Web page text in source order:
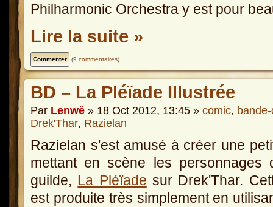
Philharmonic Orchestra y est pour
Lire la suite »
(9 commentaires)
BD – La Pléïade Illustrée
Par Lenwë » 18 Oct 2012, 13:45 » comic,
Drek'Thar, Razielan
Razielan s'est amusé à créer une
mettant en scène les personnages
guilde, La Pléïade sur Drek'Thar.
est produite très simplement en